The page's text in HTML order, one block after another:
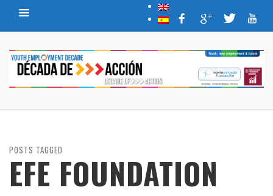
POSTS TAGGED
EFE FOUNDATION